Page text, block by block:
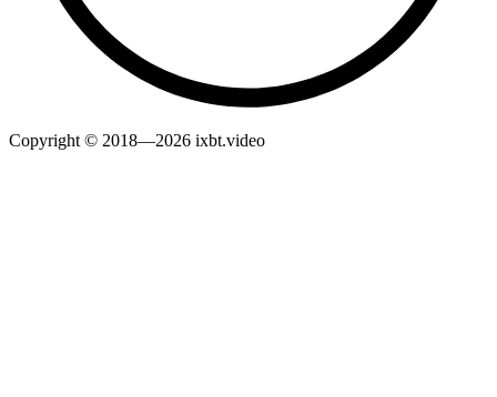
Copyright © 2018—2026 ixbt.video